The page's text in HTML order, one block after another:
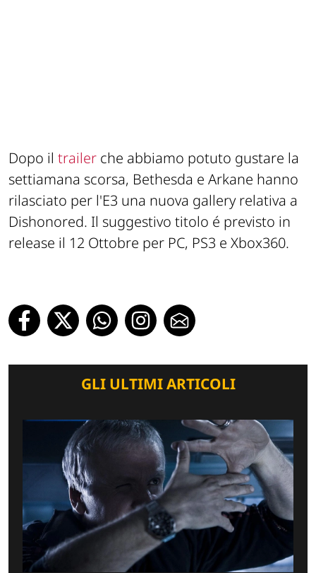
Dopo il trailer che abbiamo potuto gustare la
settiamana scorsa, Bethesda e Arkane hanno
rilasciato per l'E3 una nuova gallery relativa a
Dishonored. Il suggestivo titolo é previsto in
release il 12 Ottobre per PC, PS3 e Xbox360.
GLI ULTIMI ARTICOLI